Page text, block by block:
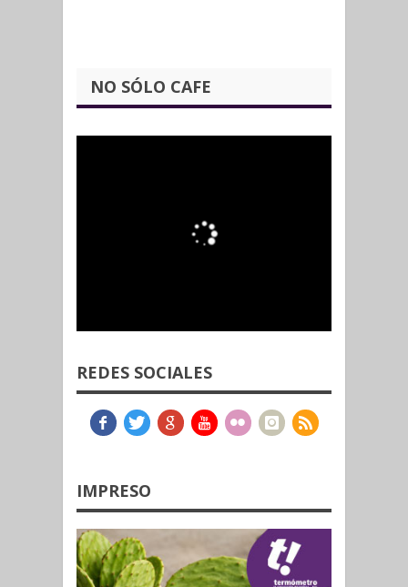
NO SÓLO CAFE
REDES SOCIALES
IMPRESO